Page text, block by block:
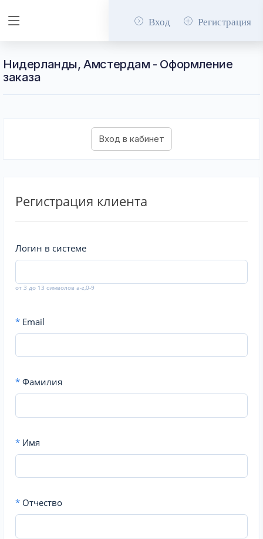
Вход Регистрация
Нидерланды, Амстердам - Оформление
заказа
Регистрация клиента
Логин в системе
от 3 до 13 символов a-z,0-9
* Email
* Фамилия
* Имя
* Отчество